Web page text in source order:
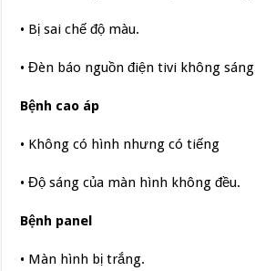
• Bị sai chế độ màu.
• Đèn báo nguồn điện tivi không sáng
Bệnh cao áp
• Không có hình nhưng có tiếng
• Độ sáng của màn hình không đều.
Bệnh panel
• Màn hình bị trắng.